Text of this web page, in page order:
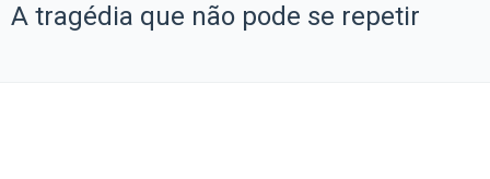
A tragédia que não pode se repetir